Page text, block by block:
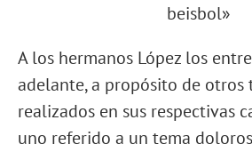
beisbol»
A los hermanos López los
adelante, a propósito de otros
realizados en sus respectivas
uno referido a un tema